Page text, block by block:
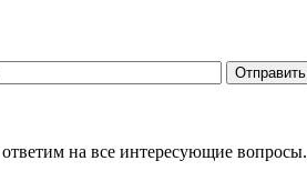
на все интересующие вопросы.